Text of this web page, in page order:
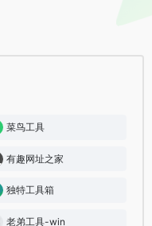
菜鸟工具
有趣网址之家
独特工具箱
老弟工具-win